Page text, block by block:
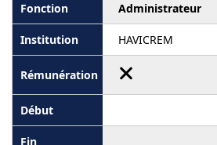
Administrateur
HAVICREM